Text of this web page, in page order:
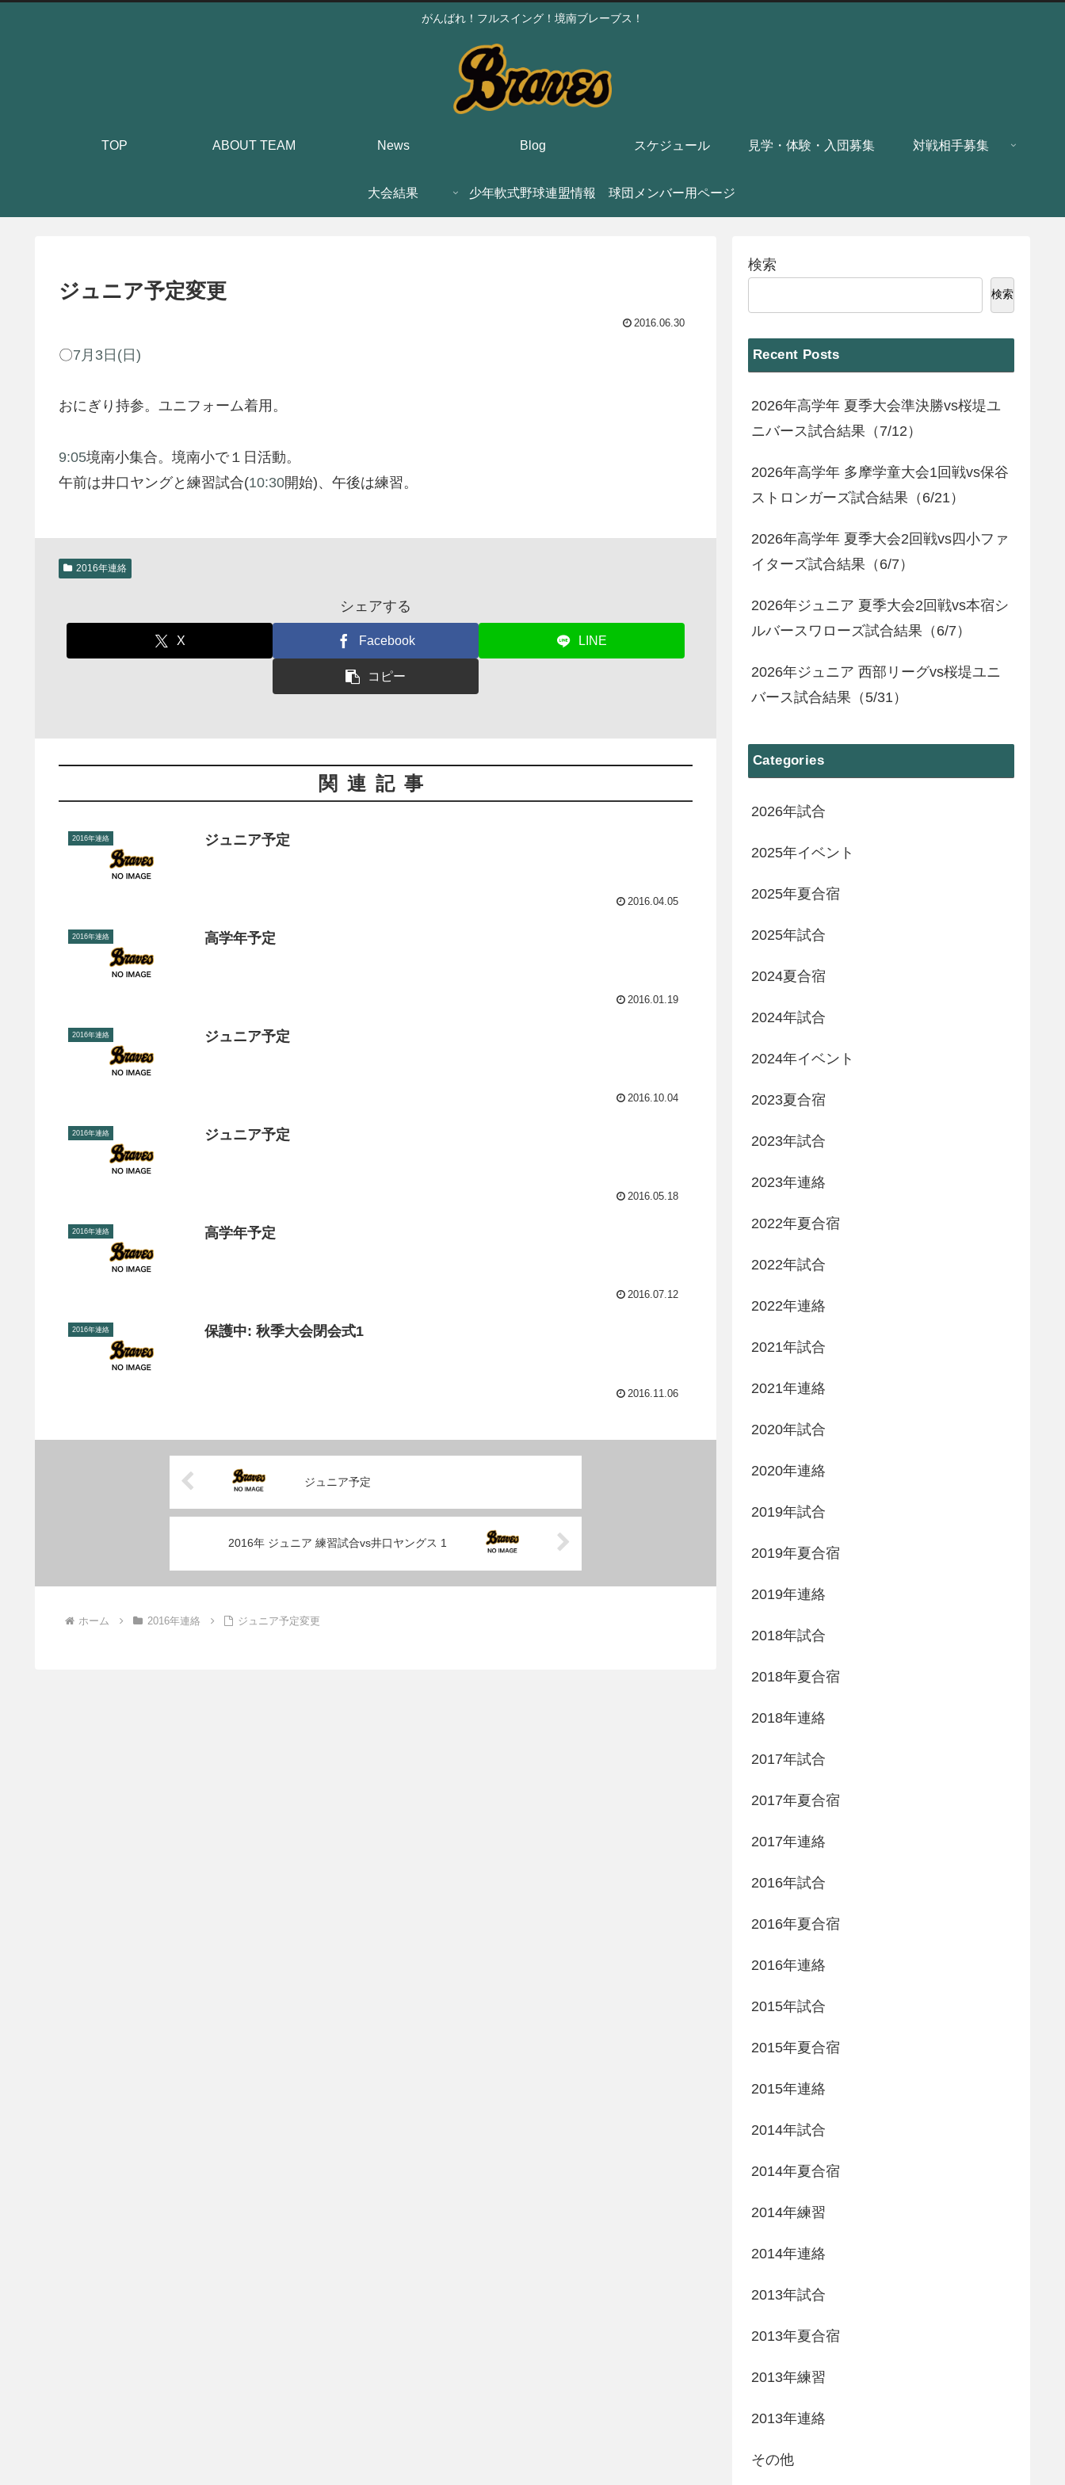
がんばれ！フルスイング！境南ブレーブス！
TOP ABOUT TEAM News Blog スケジュール 見学・体験・入団募集 対戦相手募集
大会結果 少年軟式野球連盟情報 球団メンバー用ページ
ジュニア予定変更
2016.06.30
〇7月3日(日)
おにぎり持参。ユニフォーム着用。
9:05境南小集合。境南小で１日活動。
午前は井口ヤングと練習試合(10:30開始)、午後は練習。
2016年連絡
シェアする
X Facebook LINE
コピー
関連記事
2016年連絡 ジュニア予定
2016.04.05
2016年連絡 高学年予定
2016.01.19
2016年連絡 ジュニア予定
2016.10.04
2016年連絡 ジュニア予定
2016.05.18
2016年連絡 高学年予定
2016.07.12
2016年連絡 保護中: 秋季大会閉会式1
2016.11.06
ジュニア予定
2016年 ジュニア 練習試合vs井口ヤングス 1
ホーム 2016年連絡 ジュニア予定変更
検索
検索
Recent Posts
2026年高学年 夏季大会準決勝vs桜堤ユ
ニバース試合結果（7/12）
2026年高学年 多摩学童大会1回戦vs保谷
ストロンガーズ試合結果（6/21）
2026年高学年 夏季大会2回戦vs四小ファ
イターズ試合結果（6/7）
2026年ジュニア 夏季大会2回戦vs本宿シ
ルバースワローズ試合結果（6/7）
2026年ジュニア 西部リーグvs桜堤ユニ
バース試合結果（5/31）
Categories
2026年試合
2025年イベント
2025年夏合宿
2025年試合
2024夏合宿
2024年試合
2024年イベント
2023夏合宿
2023年試合
2023年連絡
2022年夏合宿
2022年試合
2022年連絡
2021年試合
2021年連絡
2020年試合
2020年連絡
2019年試合
2019年夏合宿
2019年連絡
2018年試合
2018年夏合宿
2018年連絡
2017年試合
2017年夏合宿
2017年連絡
2016年試合
2016年夏合宿
2016年連絡
2015年試合
2015年夏合宿
2015年連絡
2014年試合
2014年夏合宿
2014年練習
2014年連絡
2013年試合
2013年夏合宿
2013年練習
2013年連絡
その他